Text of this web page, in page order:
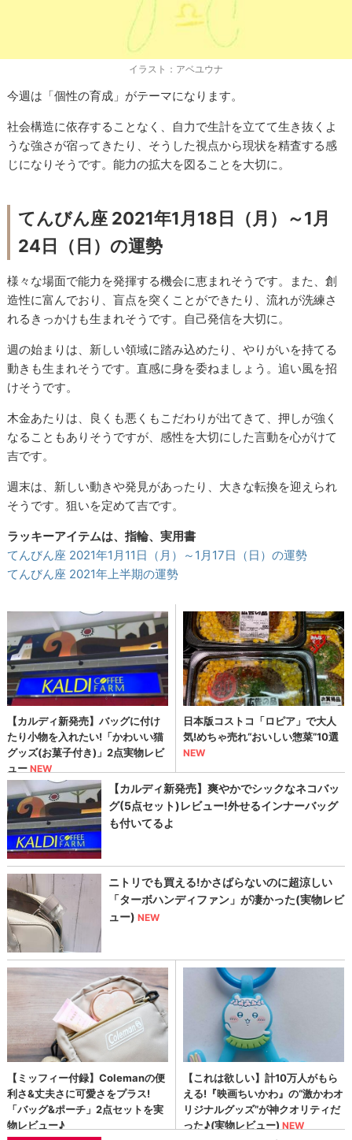
イラスト：アベユウナ
今週は「個性の育成」がテーマになります。
社会構造に依存することなく、自力で生計を立てて生き抜くよ
うな強さが宿ってきたり、そうした視点から現状を精査する感
じになりそうです。能力の拡大を図ることを大切に。
てんびん座 2021年1月18日（月）～1月
24日（日）の運勢
様々な場面で能力を発揮する機会に恵まれそうです。また、創
造性に富んでおり、盲点を突くことができたり、流れが洗練さ
れるきっかけも生まれそうです。自己発信を大切に。
週の始まりは、新しい領域に踏み込めたり、やりがいを持てる
動きも生まれそうです。直感に身を委ねましょう。追い風を招
けそうです。
木金あたりは、良くも悪くもこだわりが出てきて、押しが強く
なることもありそうですが、感性を大切にした言動を心がけて
吉です。
週末は、新しい動きや発見があったり、大きな転換を迎えられ
そうです。狙いを定めて吉です。
ラッキーアイテムは、指輪、実用書
てんびん座 2021年1月11日（月）～1月17日（日）の運勢
てんびん座 2021年上半期の運勢